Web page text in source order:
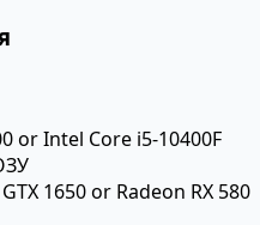
or Intel Core i5-10400F
1650 or Radeon RX 580